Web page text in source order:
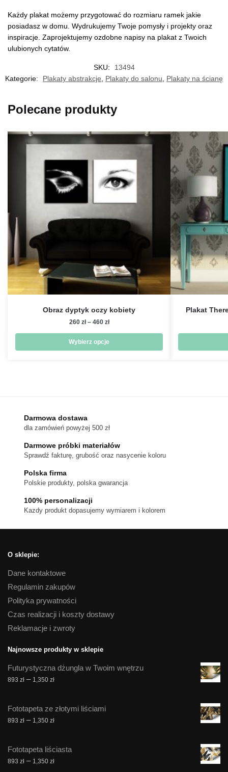
Każdy plakat możemy przygotować do rozmiaru ramek jakie
posiadasz w domu. Wydrukujemy Twoje pomysły i projekty oraz
inspiracje. Zaprojektujemy ozdobne napisy na plakat z Twoich
ulubionych cytatów.
SKU:
13494
Kategorie:
Plakaty abstrakcje, Plakaty do salonu, Plakaty na ścianę
Polecane produkty
Obraz dyptyk oczy kobiety
260 zł – 460 złZakres
od
260 zł
Wybierz opcje
można
wybrać
na
produktu
Plakat
Darmowa dostawa
dla zamówień powyżej 500 zł
Darmowe próbki materiałów
Sprawdź fakturę, grubość oraz nasycenie koloru
Polska firma
Polskie produkty, polska gwarancja
100% personalizacji
Kazdy produkt dopasujemy wymiarem i kolorem
O sklepie:
Dane kontaktowe
Regulamin zakupów
Polityka prywatności
Czas realizacji i koszty dostawy
Reklamacje i zwroty
Najnowsze produkty w sklepie
Futurystyczna dżungla w Twoim wnętrzu
893 zł – 1,350 złZakres
893 zł
do
Fototapeta ze złotymi liściami
893 zł – 1,350 złZakres
893 zł
do
Fototapeta liściasta
893 zł – 1,350 złZakres